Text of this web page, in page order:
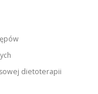
dietoterapii